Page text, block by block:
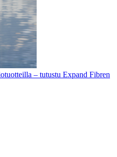
– tutustu Expand Fibren